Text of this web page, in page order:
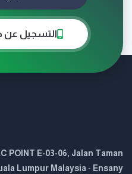
التسجيل عن
POINT E-03-06, Jalan Taman
Lumpur Malaysia - Ensany